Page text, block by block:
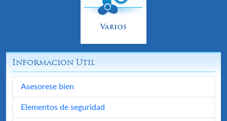
Informacion Util
Asesorese bien
Elementos de seguridad